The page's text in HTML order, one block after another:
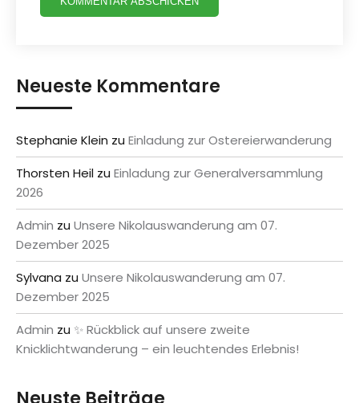
Neueste Kommentare
Stephanie Klein zu Einladung zur Ostereierwanderung
Thorsten Heil zu Einladung zur Generalversammlung
2026
Admin zu Unsere Nikolauswanderung am 07.
Dezember 2025
Sylvana zu Unsere Nikolauswanderung am 07.
Dezember 2025
Admin zu ✨ Rückblick auf unsere zweite
Knicklichtwanderung – ein leuchtendes Erlebnis!